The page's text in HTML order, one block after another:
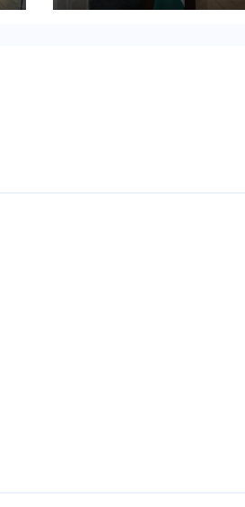
आधारभूत संरचना के